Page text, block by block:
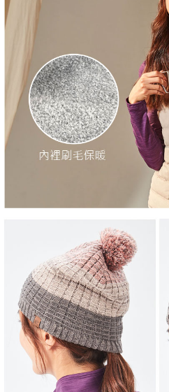
2.基於同意付款使用「大哥付你分期」
資料（包含姓名、電話或地址）提供予
由本公司與您本人進行分期帳單所需資
3.完整用戶服務條款，請詳閱以下連結：
※ 交易是否成功請以「AFTEE先享後付
是否繳費成功／繳費後需取消欲退款等
https://
【注意事項】
１．透過由恩沛科技股份有限公司提供
易，需依本服務之必要範圍內提供個人
權轉讓予恩沛科技股份有限公司。
２．關於個人資料處理事宜，請瀏覽以
https://aftee.tw/terms/#terms3
３．未成年的使用者請事先徵得法定代
「AFTEE先享後付」，若未經同意申辦
４．使用「AFTEE先享後付」時，將依
時審查核予不同之上限額度；若仍有額
恩沛科技股份有限公司將有權停止該用
每筆NT$100，滿NT$799(含以上)
貨到付款
每筆NT$130，滿NT$3,000(含以上)